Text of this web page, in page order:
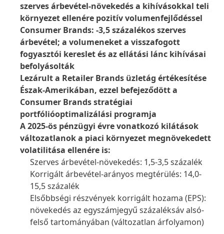
szerves árbevétel-növekedés a kihívásokkal teli
környezet ellenére pozitív volumenfejlődéssel
Consumer Brands: -3,5 százalékos szerves
árbevétel; a volumeneket a visszafogott
fogyasztói kereslet és az ellátási lánc kihívásai
befolyásolták
Lezárult a Retailer Brands üzletág értékesítése
Észak-Amerikában, ezzel befejeződött a
Consumer Brands stratégiai
portfólióoptimalizálási programja
A 2025-ös pénzügyi évre vonatkozó kilátások
változatlanok a piaci környezet megnövekedett
volatilitása ellenére is:
Szerves árbevétel-növekedés: 1,5-3,5 százalék
Korrigált árbevétel-arányos megtérülés: 14,0-
15,5 százalék
Elsőbbségi részvények korrigált hozama (EPS):
növekedés az egyszámjegyű százaléksáv alsó-
felső tartományában (változatlan árfolyamon)